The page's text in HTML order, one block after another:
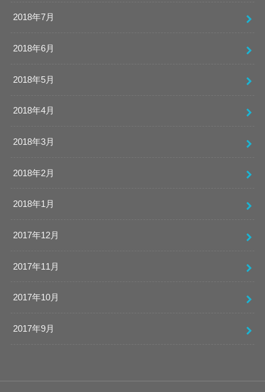
2018年7月
2018年6月
2018年5月
2018年4月
2018年3月
2018年2月
2018年1月
2017年12月
2017年11月
2017年10月
2017年9月